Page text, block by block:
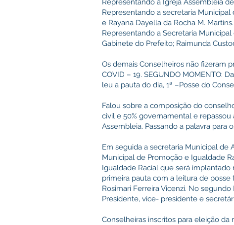
Representando a Igreja Assembleia
Representando a secretaria
e Rayana Dayella da Rocha M. Martins.
Representando a Secretaria
Gabinete do Prefeito; Raimunda
Os demais Conselheiros não fizeram
COVID – 19. SEGUNDO MOMENTO:
leu a pauta do dia, 1ª –Posse do
Falou sobre a composição do
civil e 50% governamental e
Assembleia. Passando a palavra
Em seguida a secretaria Municipal de
Municipal de Promoção e Igualdade
Igualdade Racial que será
primeira pauta com a leitura de posse
Rosimari Ferreira Vicenzi. No
Presidente, vice- presidente e
Conselheiras inscritos para eleição da